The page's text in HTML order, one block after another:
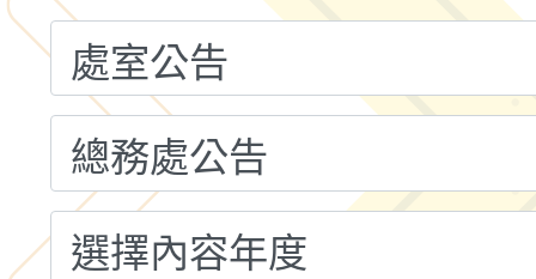
案，詳如說明，請參閱
鐵人三項錦標賽
桃園市115學年度學生
「2026年『王牌愛／
運動系列徵選頒獎典禮
成果展」
2026城鎮韌性防空演習
桃園市大溪自造教育及